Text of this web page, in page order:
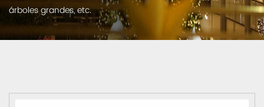
árboles grandes, etc.